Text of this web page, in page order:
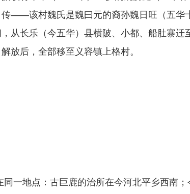
――该村魏氏是魏曰元的裔孙魏日旺（五华
从长乐（今五华）县横陂、小都、船肚寨迁
放后，全部移至义容镇上格村。
一地点：古巨鹿的治所在今河北平乡西南；